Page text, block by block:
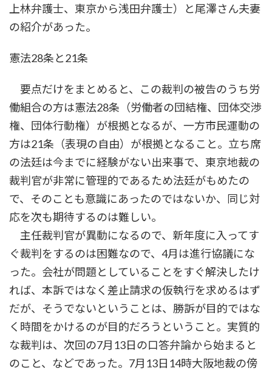
上林弁護士、東京から浅田弁護士）と尾澤さん夫妻
の紹介があった。
憲法28条と21条
要点だけをまとめると、この裁判の被告のうち労
働組合の方は憲法28条（労働者の団結権、団体交渉
権、団体行動権）が根拠となるが、一方市民運動の
方は21条（表現の自由）が根拠となること。立ち席
の法廷は今までに経験がない出来事で、東京地裁の
裁判官が非常に管理的であるため法廷がもめたの
で、そのことも意識にあったのではないか、同じ対
応を次も期待するのは難しい。
主任裁判官が異動になるので、新年度に入ってす
ぐ裁判をするのは困難なので、4月は進行協議にな
った。会社が問題としていることをすぐ解決したけ
れば、本訴ではなく差止請求の仮執行を求めるはず
だが、そうでないということは、勝訴が目的ではな
く時間をかけるのが目的だろうということ。実質的
な裁判は、次回の7月13日の口答弁論から始まると
のこと、などであった。7月13日14時大阪地裁の傍